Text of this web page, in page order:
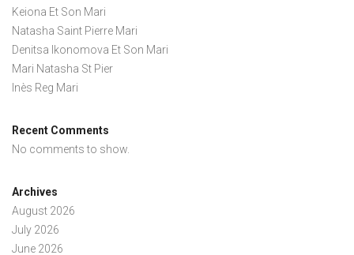
Keiona Et Son Mari
Natasha Saint Pierre Mari
Denitsa Ikonomova Et Son Mari
Mari Natasha St Pier
Inès Reg Mari
Recent Comments
No comments to show.
Archives
August 2026
July 2026
June 2026